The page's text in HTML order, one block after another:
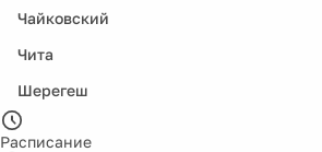
Чайковский
Чита
Шерегеш
Расписание